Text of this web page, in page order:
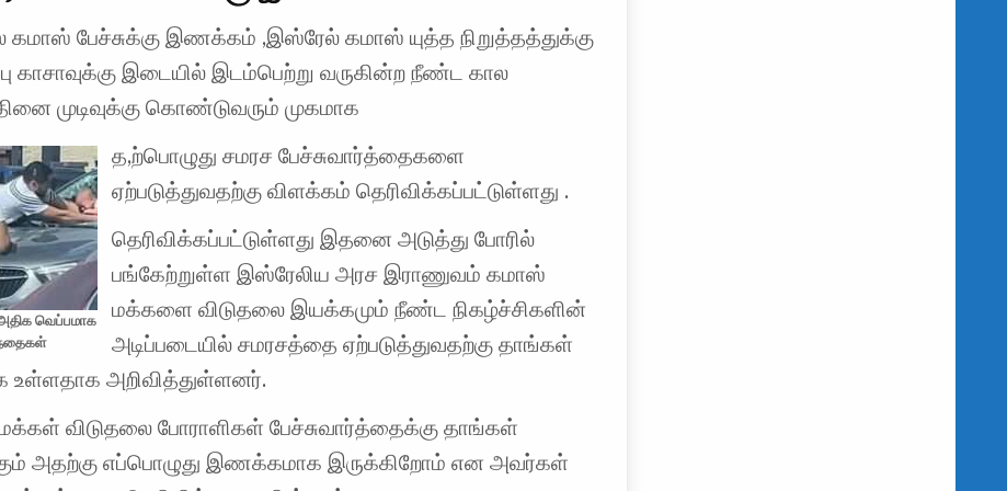
பேச்சுக்கு இணக்கம் ,இஸ்ரேல் கமாஸ் யுத்த நிறுத்தத்துக்கு
காசாவுக்கு இடையில் இடம்பெற்று வருகின்ற நீண்ட கால
முடிவுக்கு கொண்டுவரும் முகமாக
வெப்பமாக
த,ற்பொழுது சமரச பேச்சுவார்த்தைகளை
ஏற்படுத்துவதற்கு விளக்கம் தெரிவிக்கப்பட்டுள்ளது .
தெரிவிக்கப்பட்டுள்ளது இதனை அடுத்து போரில்
பங்கேற்றுள்ள இஸ்ரேலிய அரச இராணுவம் கமாஸ்
மக்களை விடுதலை இயக்கமும் நீண்ட நிகழ்ச்சிகளின்
அடிப்படையில் சமரசத்தை ஏற்படுத்துவதற்கு தாங்கள்
உள்ளதாக அறிவித்துள்ளனர்.
விடுதலை போராளிகள் பேச்சுவார்த்தைக்கு தாங்கள்
அதற்கு எப்பொழுது இணக்கமாக இருக்கிறோம் என அவர்கள்